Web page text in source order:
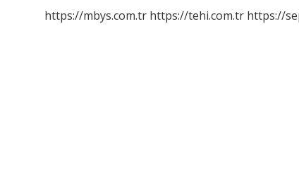
Çıkar
https://mbys.com.tr https://tehi.com.tr https://